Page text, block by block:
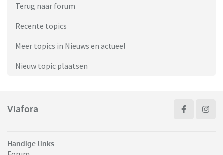
Terug naar forum
Recente topics
Meer topics in Nieuws en actueel
Nieuw topic plaatsen
Viafora
Handige links